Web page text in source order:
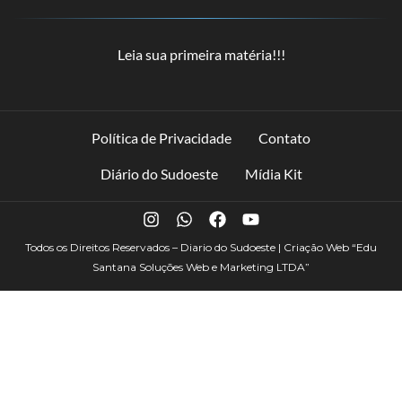
Leia sua primeira matéria!!!
Política de Privacidade Contato
Diário do Sudoeste Mídia Kit
Todos os Direitos Reservados – Diario do Sudoeste | Criação Web “Edu
Santana Soluções Web e Marketing LTDA”